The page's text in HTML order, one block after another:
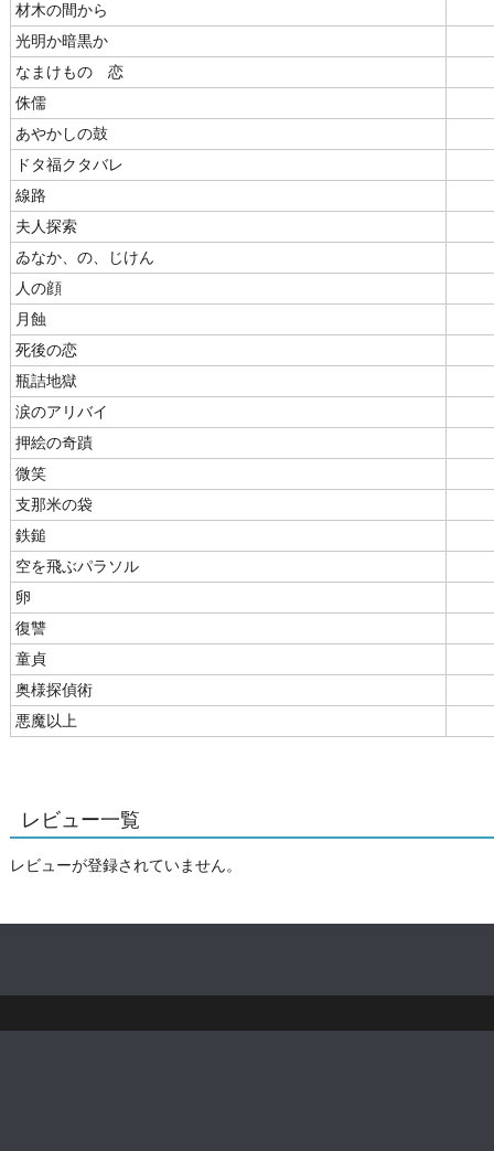
材木の間から
光明か暗黒か
なまけものゝ恋
侏儒
あやかしの鼓
ドタ福クタバレ
線路
夫人探索
ゐなか、の、じけん
人の顔
月蝕
死後の恋
瓶詰地獄
涙のアリバイ
押絵の奇蹟
微笑
支那米の袋
鉄鎚
空を飛ぶパラソル
卵
復讐
童貞
奥様探偵術
悪魔以上
レビュー一覧
レビューが登録されていません。